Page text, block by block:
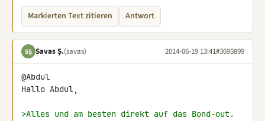
Markierten Text zitieren Antwort
SŞ Savas Ş.(savas) 2014-06-19 13:41#3695899
@Abdul
Hallo Abdul,
>Alles und am besten direkt auf das Bond-out.